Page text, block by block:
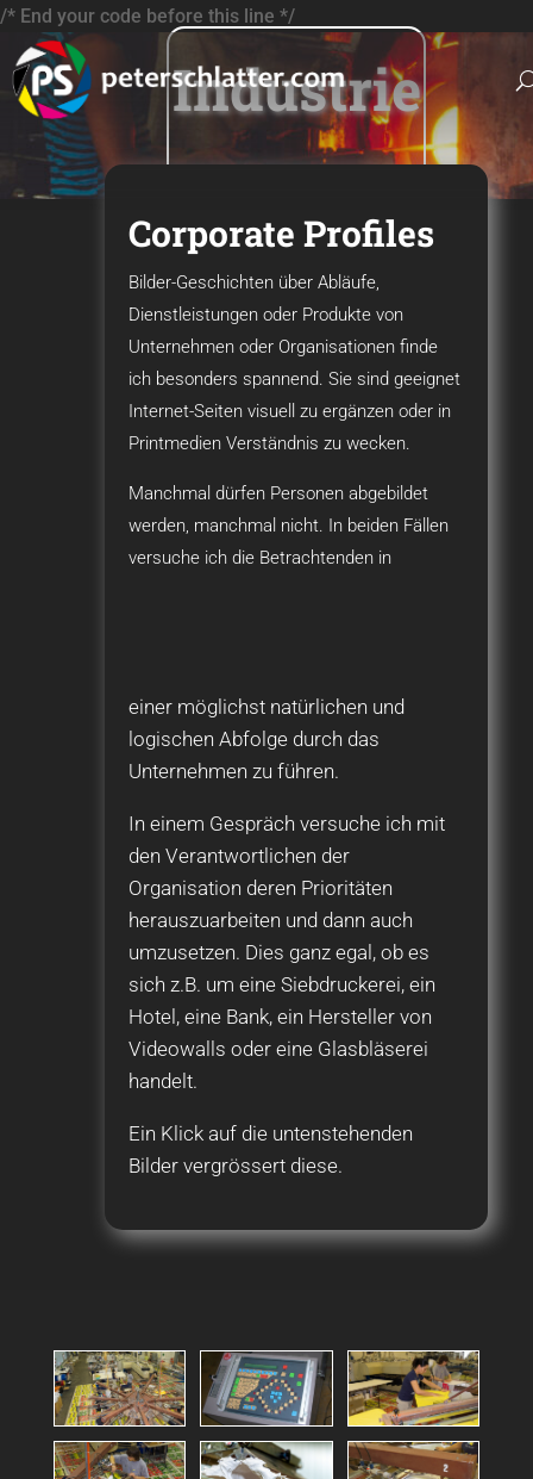
/* End your code before this line */
Industrie
Corporate Profiles
Bilder-Geschichten über Abläufe,
Dienstleistungen oder Produkte von
Unternehmen oder Organisationen finde
ich besonders spannend. Sie sind geeignet
Internet-Seiten visuell zu ergänzen oder in
Printmedien Verständnis zu wecken.
Manchmal dürfen Personen abgebildet
werden, manchmal nicht. In beiden Fällen
versuche ich die Betrachtenden in
einer möglichst natürlichen und
logischen Abfolge durch das
Unternehmen zu führen.
In einem Gespräch versuche ich mit
den Verantwortlichen der
Organisation deren Prioritäten
herauszuarbeiten und dann auch
umzusetzen. Dies ganz egal, ob es
sich z.B. um eine Siebdruckerei, ein
Hotel, eine Bank, ein Hersteller von
Videowalls oder eine Glasbläserei
handelt.
Ein Klick auf die untenstehenden
Bilder vergrössert diese.